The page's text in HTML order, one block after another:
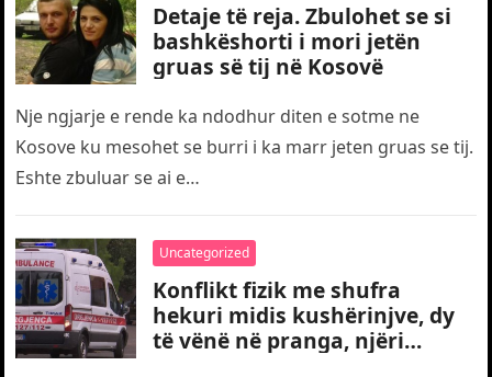
Detaje të reja. Zbulohet se si
bashkëshorti i mori jetën
gruas së tij në Kosovë
Nje ngjarje e rende ka ndodhur diten e sotme ne
Kosove ku mesohet se burri i ka marr jeten gruas se tij.
Eshte zbuluar se ai e…
Uncategorized
Konflikt fizik me shufra
hekuri midis kushërinjve, dy
të vënë në pranga, njëri